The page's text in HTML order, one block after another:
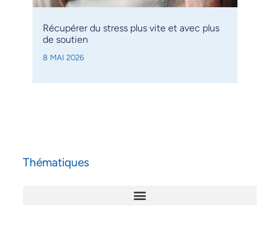
Récupérer du stress plus vite et avec plus
de soutien
8 MAI 2026
Thématiques